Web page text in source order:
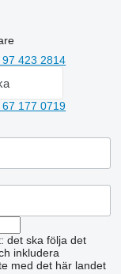
97 423 2814
67 177 0719
det ska följa det
inkludera
med det här landet